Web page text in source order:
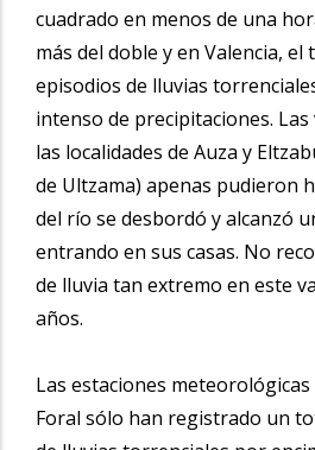
cuadrado en menos de una
más del doble y en Valencia,
episodios de lluvias
intenso de precipitaciones. Las
las localidades de Auza y
de Ultzama) apenas pudieron
del río se desbordó y alcanzó
entrando en sus casas. No
de lluvia tan extremo en este
años.
Las estaciones meteorológicas
Foral sólo han registrado un